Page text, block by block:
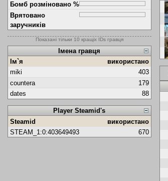
Бомб розміновано %
Врятовано
заручників
Показані тільки 10 кращіх IDs гравця
Імена гравця
Ім`я
використано
miki
403
countera
179
dates
88
Player Steamid's
Steamid
використано
STEAM_1:0:403649493
670